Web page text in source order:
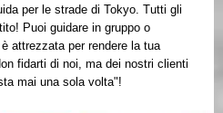
per le strade di Tokyo. Tutti gli
Puoi guidare in gruppo o
attrezzata per rendere la tua
fidarti di noi, ma dei nostri clienti
mai una sola volta"!